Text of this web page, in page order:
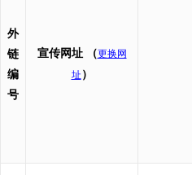
外
链
编
号
宣传网址 （更换网
址 ）